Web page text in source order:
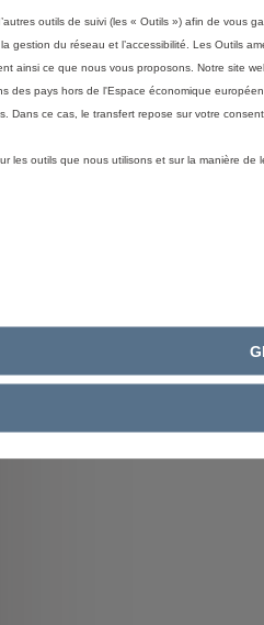
outils de suivi (les « Outils ») afin de vous
gestion du réseau et l’accessibilité. Les Outils
ainsi ce que nous vous proposons. Notre site
des pays hors de l'Espace économique
Dans ce cas, le transfert repose sur votre
les outils que nous utilisons et sur la manière